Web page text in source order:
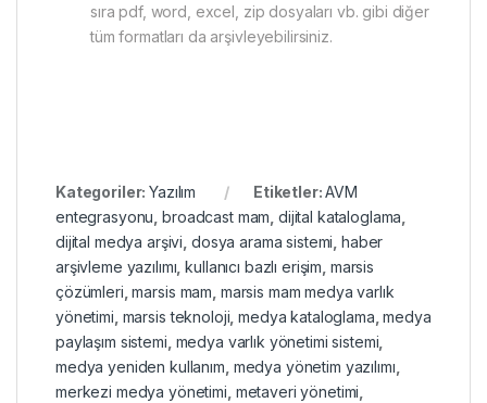
sıra pdf, word, excel, zip dosyaları vb. gibi diğer
tüm formatları da arşivleyebilirsiniz.
Kategoriler:Yazılım Etiketler:AVM
entegrasyonu ,broadcast mam dijital kataloglama
dijital medya arşivi dosya arama sistemi ,haber
arşivleme yazılımı ,kullanıcı bazlı erişim marsis
çözümleri ,marsis mam marsis mam medya varlık
yönetimi marsis teknoloji ,medya kataloglama ,medya
paylaşım sistemi medya varlık yönetimi sistemi
medya yeniden kullanım medya yönetim yazılımı
merkezi medya yönetimi metaveri yönetimi